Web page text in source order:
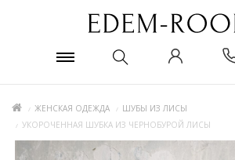
ЖЕНСКАЯ ОДЕЖДА
ШУБЫ ИЗ ЛИСЫ
УКОРОЧЕННАЯ ШУБКА ИЗ ЧЕРНОБУРОЙ ЛИСЫ